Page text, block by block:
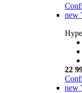
new
22
new